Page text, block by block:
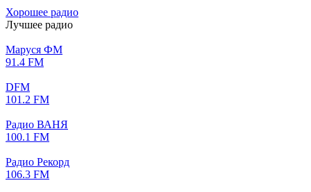
Хорошее радио
Лучшее радио
Маруся ФМ
91.4 FM
DFM
101.2 FM
Радио ВАНЯ
100.1 FM
Радио Рекорд
106.3 FM